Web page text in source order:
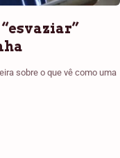
sobre o que vê como uma